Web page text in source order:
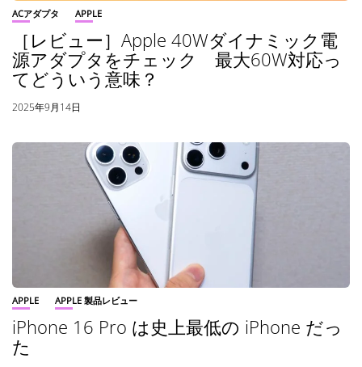
ACアダプタ APPLE
［レビュー］Apple 40Wダイナミック電
源アダプタをチェック 最大60W対応っ
てどういう意味？
2025年9月14日
APPLE APPLE 製品レビュー
iPhone 16 Pro は史上最低の iPhone だっ
た